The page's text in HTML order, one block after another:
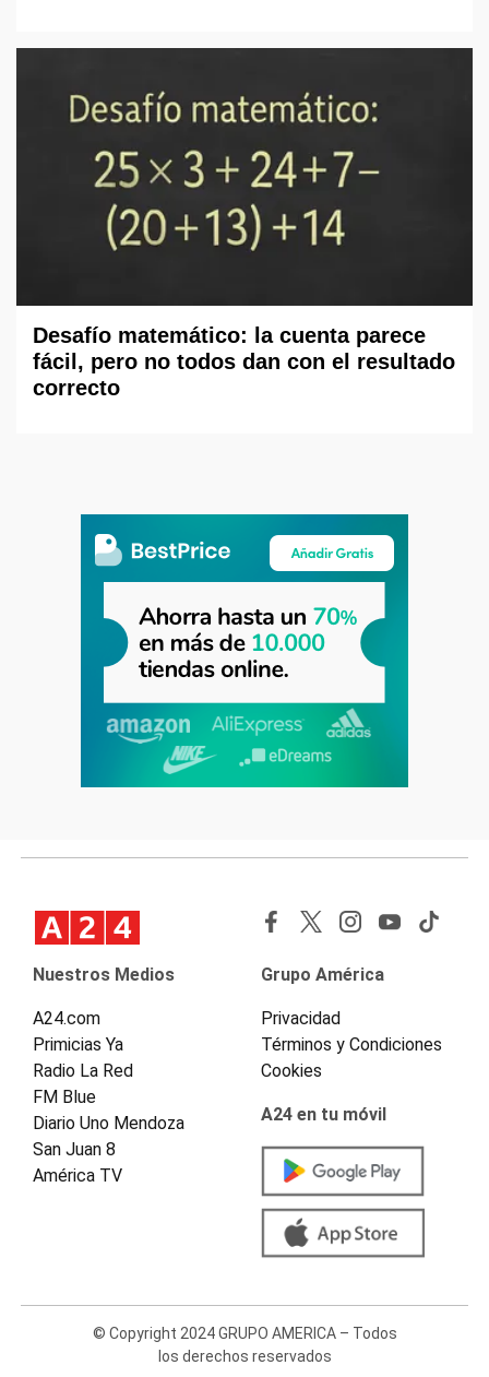
Desafío matemático: la cuenta parece
fácil, pero no todos dan con el resultado
correcto
Nuestros Medios
A24.com
Primicias Ya
Radio La Red
FM Blue
Diario Uno Mendoza
San Juan 8
América TV
Grupo América
Privacidad
Términos y Condiciones
Cookies
A24 en tu móvil
© Copyright 2024 GRUPO AMERICA – Todos
los derechos reservados